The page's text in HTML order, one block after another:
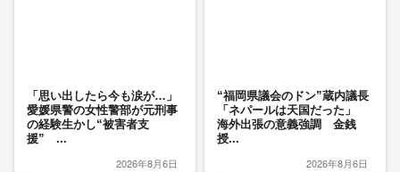
「思い出したら今も涙が…」
愛媛県警の女性警部が元刑事
の経験生かし“被害者支
援” ...
2026年8月6日
“福岡県議会のドン”蔵内議長
「ネパールは天国だった」
海外出張の意義強調 金銭
授...
2026年8月6日